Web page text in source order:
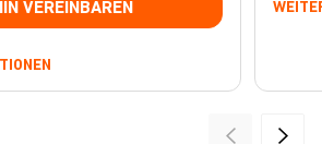
VEREINBAREN